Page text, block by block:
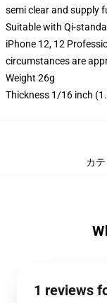
semi clear and supply
Suitable with Qi-
iPhone 12, 12
circumstances are
Weight 26g
Thickness 1/16 inch
カ
1 reviews